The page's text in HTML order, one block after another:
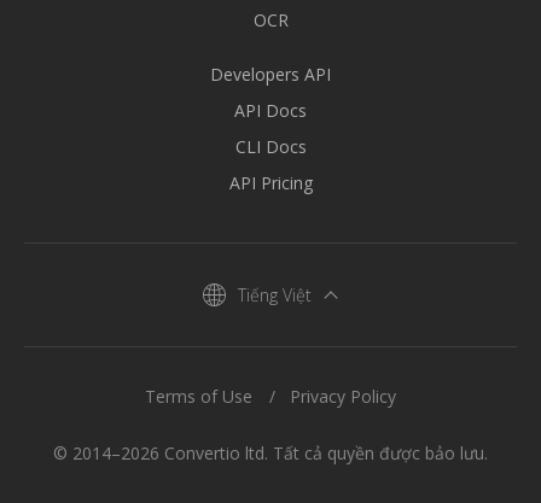
OCR
Developers API
API Docs
CLI Docs
API Pricing
Tiếng Việt
© 2014–2026 Convertio ltd. Tất cả quyền được bảo lưu.
Terms of Use Privacy Policy